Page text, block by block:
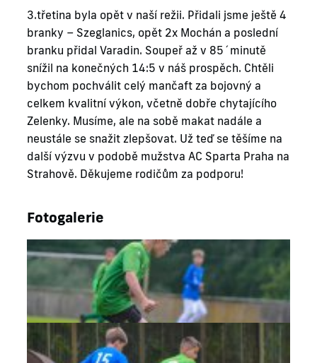
3.třetina byla opět v naší režii. Přidali jsme ještě 4
branky – Szeglanics, opět 2x Mochán a poslední
branku přidal Varadin. Soupeř až v 85´minutě
snížil na konečných 14:5 v náš prospěch. Chtěli
bychom pochválit celý mančaft za bojovný a
celkem kvalitní výkon, včetně dobře chytajícího
Zelenky. Musíme, ale na sobě makat nadále a
neustále se snažit zlepšovat. Už teď se těšíme na
další výzvu v podobě mužstva AC Sparta Praha na
Strahově. Děkujeme rodičům za podporu!
Fotogalerie